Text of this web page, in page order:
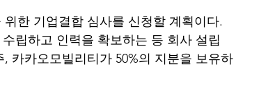
한 기업결합 심사를 신청할 계획이다.
립하고 인력을 확보하는 등 회사 설립
카카오모빌리티가 50%의 지분을 보유하